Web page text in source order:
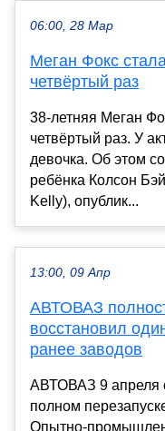
06:00, 28 Мар
Меган Фокс
четвёртый раз
38-летняя Меган
четвёртый раз. У
девочка. Об этом
ребёнка Колсон
Kelly), опублик...
13:00, 09 Апр
АВТОВАЗ
восстановил
ранее заводов
АВТОВАЗ 9 апреля
полном
Опытно-